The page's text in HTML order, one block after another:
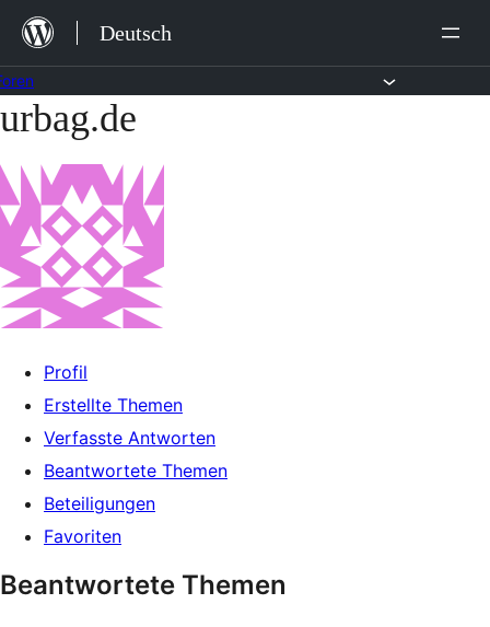
Zum
Inhalt
springen
Deutsch
Zum
springen
urbag.de
Profil
Erstellte Themen
Verfasste Antworten
Beantwortete Themen
Beteiligungen
Favoriten
Beantwortete Themen